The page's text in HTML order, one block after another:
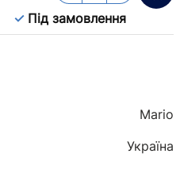
Під замовлення
Mario
Україна